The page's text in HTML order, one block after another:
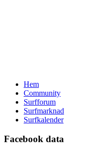
Hem
Community
Surfforum
Surfmarknad
Surfkalender
Facebook data